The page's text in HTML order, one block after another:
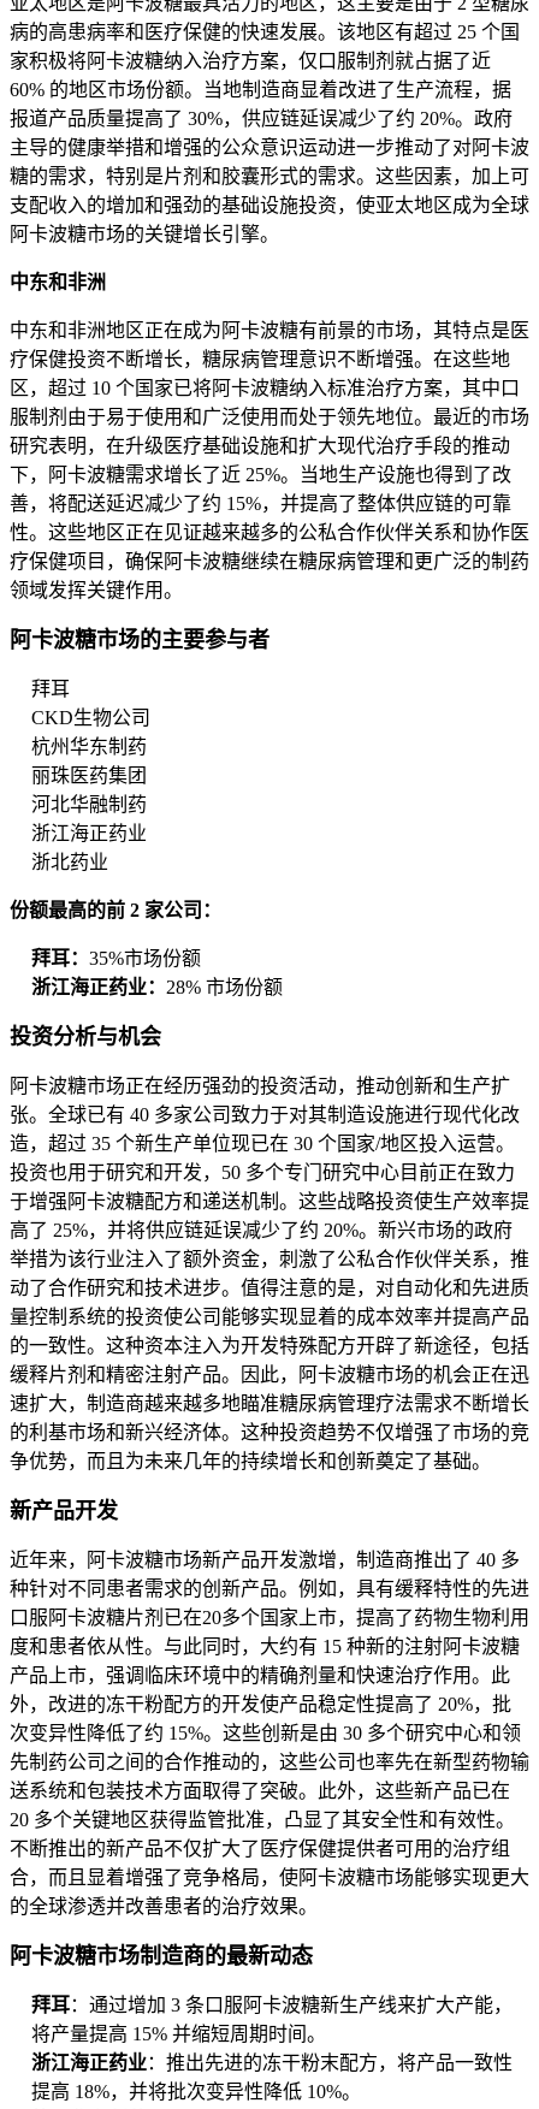
病的高患病率和医疗保健的快速发展。该地区有超过 25 个国
家积极将阿卡波糖纳入治疗方案，仅口服制剂就占据了近
60% 的地区市场份额。当地制造商显着改进了生产流程，据
报道产品质量提高了 30%，供应链延误减少了约 20%。政府
主导的健康举措和增强的公众意识运动进一步推动了对阿卡波
糖的需求，特别是片剂和胶囊形式的需求。这些因素，加上可
支配收入的增加和强劲的基础设施投资，使亚太地区成为全球
阿卡波糖市场的关键增长引擎。
中东和非洲
中东和非洲地区正在成为阿卡波糖有前景的市场，其特点是医
疗保健投资不断增长，糖尿病管理意识不断增强。在这些地
区，超过 10 个国家已将阿卡波糖纳入标准治疗方案，其中口
服制剂由于易于使用和广泛使用而处于领先地位。最近的市场
研究表明，在升级医疗基础设施和扩大现代治疗手段的推动
下，阿卡波糖需求增长了近 25%。当地生产设施也得到了改
善，将配送延迟减少了约 15%，并提高了整体供应链的可靠
性。这些地区正在见证越来越多的公私合作伙伴关系和协作医
疗保健项目，确保阿卡波糖继续在糖尿病管理和更广泛的制药
领域发挥关键作用。
阿卡波糖市场的主要参与者
拜耳
CKD生物公司
杭州华东制药
丽珠医药集团
河北华融制药
浙江海正药业
浙北药业
份额最高的前 2 家公司：
拜耳： 35%市场份额
浙江海正药业： 28% 市场份额
投资分析与机会
阿卡波糖市场正在经历强劲的投资活动，推动创新和生产扩
张。全球已有 40 多家公司致力于对其制造设施进行现代化改
造，超过 35 个新生产单位现已在 30 个国家/地区投入运营。
投资也用于研究和开发，50 多个专门研究中心目前正在致力
于增强阿卡波糖配方和递送机制。这些战略投资使生产效率提
高了 25%，并将供应链延误减少了约 20%。新兴市场的政府
举措为该行业注入了额外资金，刺激了公私合作伙伴关系，推
动了合作研究和技术进步。值得注意的是，对自动化和先进质
量控制系统的投资使公司能够实现显着的成本效率并提高产品
的一致性。这种资本注入为开发特殊配方开辟了新途径，包括
缓释片剂和精密注射产品。因此，阿卡波糖市场的机会正在迅
速扩大，制造商越来越多地瞄准糖尿病管理疗法需求不断增长
的利基市场和新兴经济体。这种投资趋势不仅增强了市场的竞
争优势，而且为未来几年的持续增长和创新奠定了基础。
新产品开发
近年来，阿卡波糖市场新产品开发激增，制造商推出了 40 多
种针对不同患者需求的创新产品。例如，具有缓释特性的先进
口服阿卡波糖片剂已在20多个国家上市，提高了药物生物利用
度和患者依从性。与此同时，大约有 15 种新的注射阿卡波糖
产品上市，强调临床环境中的精确剂量和快速治疗作用。此
外，改进的冻干粉配方的开发使产品稳定性提高了 20%，批
次变异性降低了约 15%。这些创新是由 30 多个研究中心和领
先制药公司之间的合作推动的，这些公司也率先在新型药物输
送系统和包装技术方面取得了突破。此外，这些新产品已在
20 多个关键地区获得监管批准，凸显了其安全性和有效性。
不断推出的新产品不仅扩大了医疗保健提供者可用的治疗组
合，而且显着增强了竞争格局，使阿卡波糖市场能够实现更大
的全球渗透并改善患者的治疗效果。
阿卡波糖市场制造商的最新动态
拜耳：通过增加 3 条口服阿卡波糖新生产线来扩大产能，
将产量提高 15% 并缩短周期时间。
浙江海正药业：推出先进的冻干粉末配方，将产品一致性
提高 18%，并将批次变异性降低 10%。